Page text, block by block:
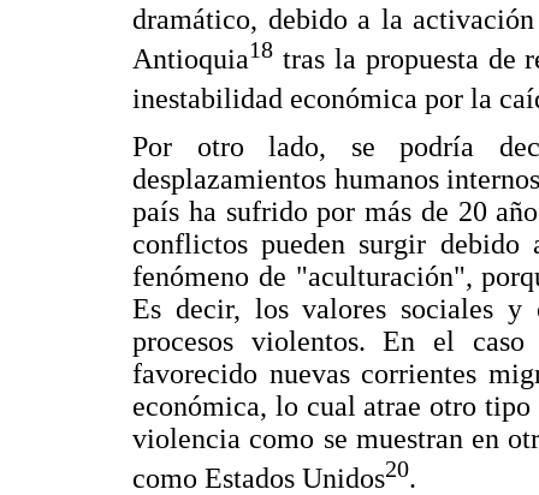
dramático, debido a la
Antioquia18 tras la propuesta de
inestabilidad económica por la
Por otro lado, se podría
desplazamientos humanos
país ha sufrido por más de 20
conflictos pueden surgir
fenómeno de "aculturación",
Es decir, los valores sociales
procesos violentos. En el
favorecido nuevas corrientes
económica, lo cual atrae otro
violencia como se muestran en
como Estados Unidos20.